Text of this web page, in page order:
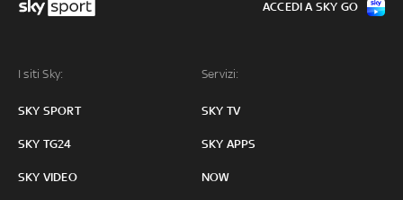
I siti Sky:
SKY SPORT
SKY TG24
SKY VIDEO
Servizi:
SKY TV
SKY APPS
NOW
ACCEDI A SKY GO